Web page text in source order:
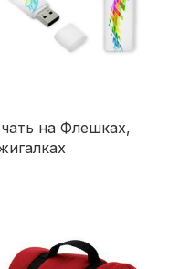
на Флешках,